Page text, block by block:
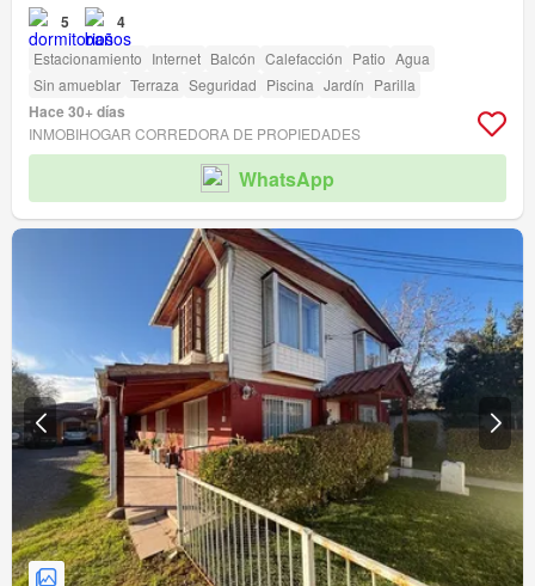
5 4
Estacionamiento Internet Balcón Calefacción Patio Agua
Sin amueblar Terraza Seguridad Piscina Jardín Parilla
Hace 30+ días
INMOBIHOGAR CORREDORA DE PROPIEDADES
WhatsApp